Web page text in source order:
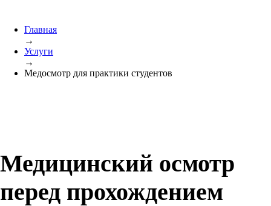
Главная
→
Услуги
→
Медосмотр для практики студентов
Медицинский осмотр
перед прохождением